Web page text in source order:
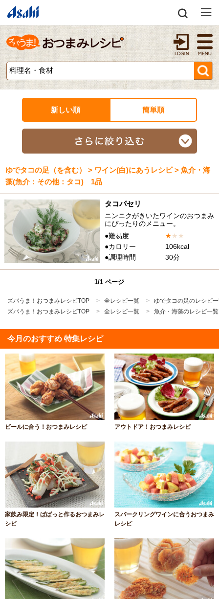
新しい順 簡単順
ゆでタコの足（を含む） > ワイン(白)にあうレシピ > 魚介・海
藻(魚介：その他：タコ) 1品
タコパセリ
ニンニクがきいたワインのおつまみ
にぴったりのメニュー。
●難易度
★★ ★
●カロリー
106kcal
●調理時間
30分
1/1 ページ
ズバうま！おつまみレシピTOP 全レシピ一覧
ゆでタコの足のレシピ
ズバうま！おつまみレシピTOP
全レシピ一覧 魚介・海藻のレシピ一覧
今月のおすすめ 特集レシピ
ビールに合う！おつまみレシピ アウトドア！おつまみレシピ
家飲み限定！ぱぱっと作るおつまみレ
シピ
スパークリングワインに合うおつまみ
レシピ